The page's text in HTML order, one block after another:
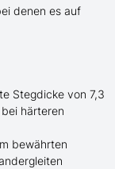
denen es auf
Stegdicke von 7,3
härteren
bewährten